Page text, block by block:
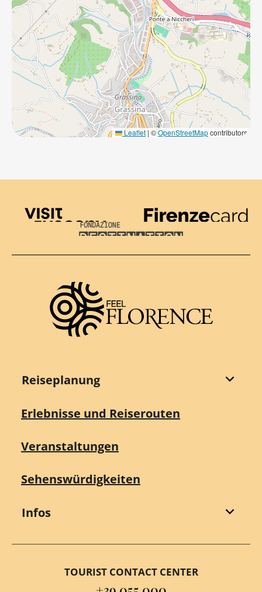
Leaflet| ©OpenStreetMapcontributors
Visit Tuscany
Firenze Card
Destination Florence
Reiseplanung
Erlebnisse und Reiserouten
Veranstaltungen
Sehenswürdigkeiten
Infos
TOURIST CONTACT CENTER